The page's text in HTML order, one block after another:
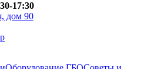
17:30
дом 90